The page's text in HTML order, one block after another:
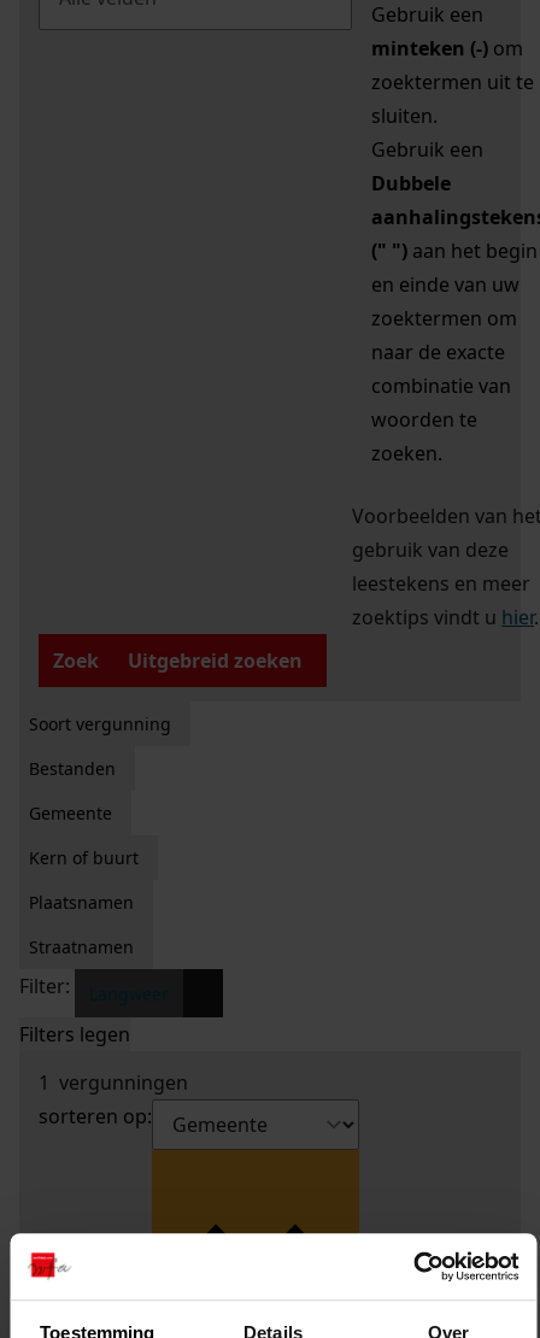
Toestemming Details Over
Gebruik een
minteken (-) om
zoektermen uit te
sluiten.
Gebruik een
Dubbele
(" ") aan het begin
en einde van uw
zoektermen om
naar de exacte
combinatie van
woorden te
zoeken.
Voorbeelden van
gebruik van deze
leestekens en meer
zoektips vindt u hier.
Zoek
Uitgebreid zoeken
Soort vergunning
Bestanden
Gemeente
Kern of buurt
Plaatsnamen
Straatnamen
Filter:
Filters legen
1 vergunningen
sorteren op: